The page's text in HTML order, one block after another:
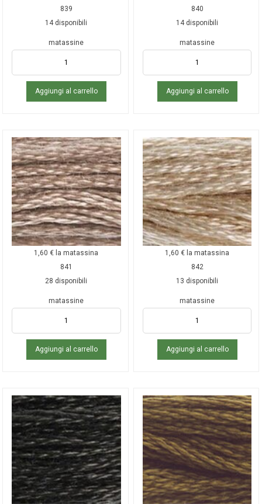
839
14 disponibili
matassine
Aggiungi al carrello
840
14 disponibili
matassine
Aggiungi al carrello
1,60€ la matassina
841
28 disponibili
matassine
Aggiungi al carrello
1,60€ la matassina
842
13 disponibili
matassine
Aggiungi al carrello